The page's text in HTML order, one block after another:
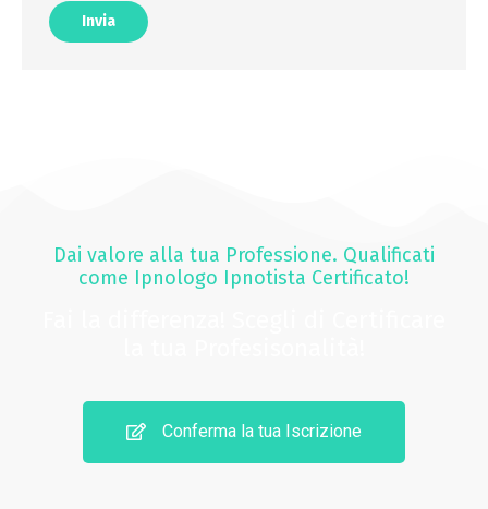
Invia
Dai valore alla tua Professione. Qualificati
come Ipnologo Ipnotista Certificato!
Conferma la tua Iscrizione